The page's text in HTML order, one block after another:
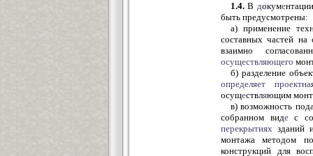
1.4. В докуме
быть предусмотрены:
а) применение
составных частей на
взаимно
осуществляющего
б) разделение
определяет
проектна
осуществляющим
в) возможность
собранном видес
перекрытиях зданий
монтажа методом
конструкций для